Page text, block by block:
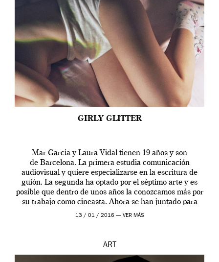
GIRLY GLITTER
Mar Garcia y Laura Vidal tienen 19 años y son
de Barcelona. La primera estudia comunicación
audiovisual y quiere especializarse en la escritura de
guión. La segunda ha optado por el séptimo arte y es
posible que dentro de unos años la conozcamos más por
su trabajo como cineasta. Ahora se han juntado para
contarnos una […]
13 / 01 / 2016 — VER MÁS
ART